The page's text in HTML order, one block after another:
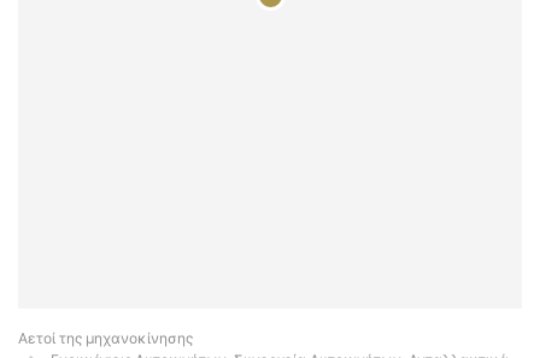
Αετοί της μηχανοκίνησης